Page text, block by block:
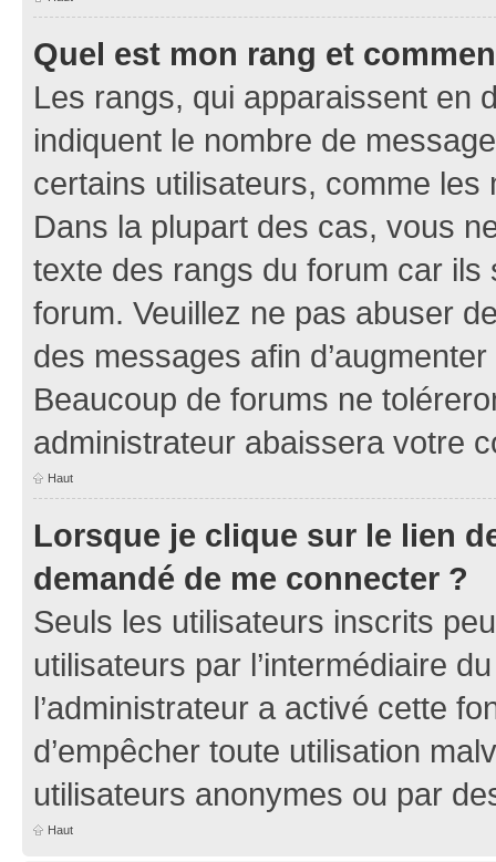
Quel est mon rang et
Les rangs, qui apparaissent en
indiquent le nombre de
certains utilisateurs, comme
Dans la plupart des cas, vous
texte des rangs du forum car ils
forum. Veuillez ne pas abuser
des messages afin
Beaucoup de forums ne
administrateur abaissera votre
Haut
Lorsque je clique sur le lien
demandé de me connecter ?
Seuls les utilisateurs inscrits
utilisateurs par l’intermédiaire
l’administrateur a activé cette
d’empêcher toute utilisation
utilisateurs anonymes ou par
Haut